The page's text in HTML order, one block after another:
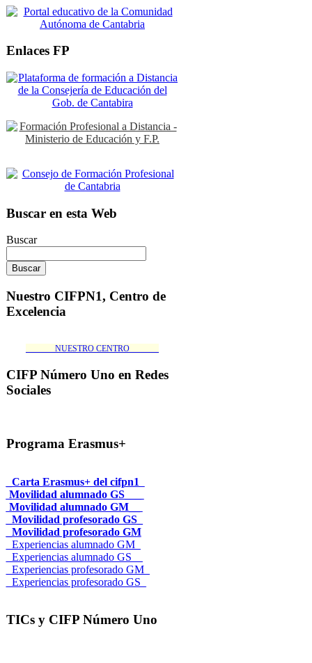
Enlaces FP
Buscar en esta Web
Buscar
Nuestro CIFPN1, Centro de
Excelencia
_______NUESTRO CENTRO_______
CIFP Número Uno en Redes
Sociales
Programa Erasmus+
_Carta Erasmus+ del cifpn1
Movilidad alumnado GS___
Movilidad alumnado GM__
_Movilidad profesorado GS_
_Movilidad profesorado GM
_Experiencias alumnado GM_
_Experiencias alumnado GS__
_Experiencias profesorado GM_
_Experiencias profesorado GS_
TICs y CIFP Número Uno